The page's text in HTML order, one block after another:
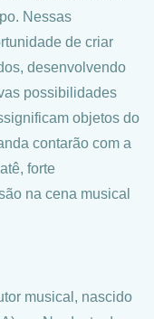
Nessas
de criar
desenvolvendo
possibilidades
objetos do
contarão com a
forte
na cena musical
musical, nascido